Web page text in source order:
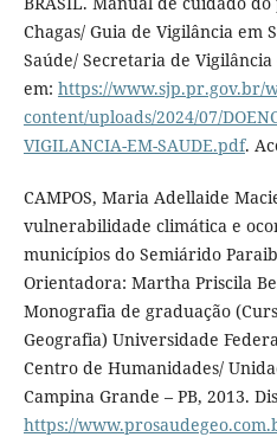
Chagas/ Guia de Vigilância em
Saúde/ Secretaria de
em: https://www.sjp.pr.gov.br/
content/uploads/2024/07/
VIGILANCIA-EM-SAUDE.pdf.
CAMPOS, Maria Adellaide
vulnerabilidade climática e
municípios do Semiárido
Orientadora: Martha Priscila
Monografia de graduação
Geografia) Universidade
Centro de Humanidades/
Campina Grande – PB, 2013.
https://